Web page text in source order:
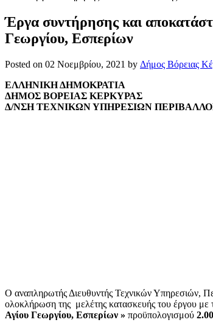
Έργα συντήρησης και
Γεωργίου, Εσπερίων
Posted on 02 Νοεμβρίου, 2021 by Δήμος Βόρειας
ΕΛΛΗΝΙΚΗ ΔΗΜΟΚΡΑΤΙΑ
ΔΗΜΟΣ ΒΟΡΕΙΑΣ ΚΕΡΚΥΡΑΣ
Δ/ΝΣΗ ΤΕΧΝΙΚΩΝ ΥΠΗΡΕΣΙΩΝ
O αναπληρωτής Διευθυντής Τεχνικών Υπηρεσιών,
ολοκλήρωση της μελέτης κατασκευής του έργου με
Αγίου Γεωργίου, Εσπερίων » προϋπολογισμού